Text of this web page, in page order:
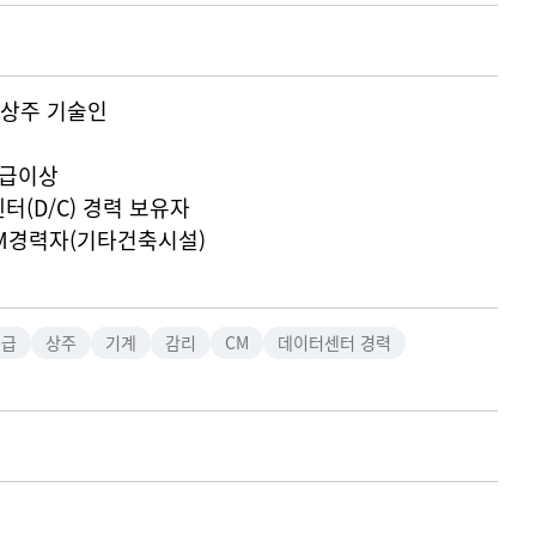
주 기술인
이상
(D/C) 경력 보유자
경력자(기타건축시설)
상주 기계 감리 CM 데이터센터 경력